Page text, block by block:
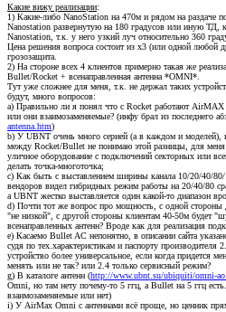
Какие вижу реализации:
1) Какие-либо NanoStation на 470м и рядом на раздаче
Nanostation развернутую на 180 градусов или иную ТД,
Nanostation, т.к. у него узкий луч относительно 360
Цена решения вопроса состоит из х3 (или одной любой
грозозащита.
2) На стороне всех 4 клиентов примерно такая же
Bullet/Rocket + всенаправленная антенна *OMNI*.
Тут уже сложнее для меня, т.к. не держал таких
будут, много вопросов:
a) Правильно ли я понял что с Rocket работают
или они взаимозаменяемые? (инфу брал из последнего
antenna.htm)
b) У UBNT очень много серией (а в каждом и
между Rocket/Bullet не понимаю этой разницы, для
уличное оборудование с подключений секторных или
делать точка-многоточка;
c) Как быть с выставлением ширины канала 10/20/40/
вендоров видел гибридных режим работы на 20/40/80
а UBNT жестко выставляется один какой-то диапазон
d) Почти тот же вопрос про мощность, с одной
"не низкой", с другой стороны клиентам 40-50м будет
всенаправленных антенн? Вроде как для реализация
e) Касаемо Bullet AC непонятно, в описании сайта
судя по тех.характеристикам и паспорту
устройство более универсальное, если когда придется
менять или не так? или 2.4 только сервисный режим?
g) В каталоге антенн (http://www.ubnt.su/ubiquiti/omni-
Omni, но там нету почему-то 5 ггц, а Bullet на 5 ггц
взаимозаменяемые или нет)
i) У АirMax Omni с антеннами всё проще, но ценник